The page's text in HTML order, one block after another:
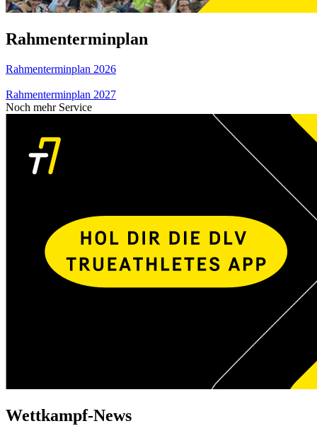
Rahmenterminplan
Rahmenterminplan 2026
Rahmenterminplan 2027
Noch mehr Service
Wettkampf-News